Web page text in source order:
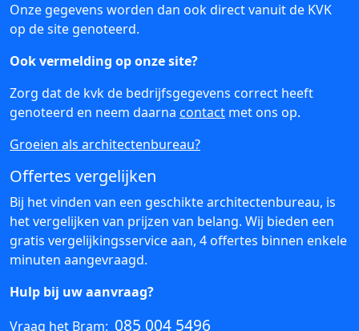
Onze gegevens worden dan ook direct vanuit de KVK
op de site genoteerd.
Ook vermelding op onze site?
Zorg dat de kvk de bedrijfsgegevens correct heeft
genoteerd en neem daarna contact met ons op.
Groeien als architectenbureau?
Offertes vergelijken
Bij het vinden van een geschikte architectenbureau, is
het vergelijken van prijzen van belang. Wij bieden een
gratis vergelijkingsservice aan, 4 offertes binnen enkele
minuten aangevraagd.
Hulp bij uw aanvraag?
Vraag het Bram: 085 004 5496